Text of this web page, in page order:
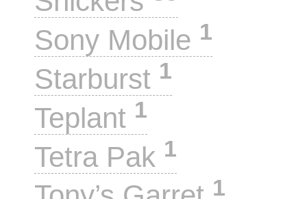
Sony Mobile 1
Starburst 1
Teplant 1
Tetra Pak 1
1